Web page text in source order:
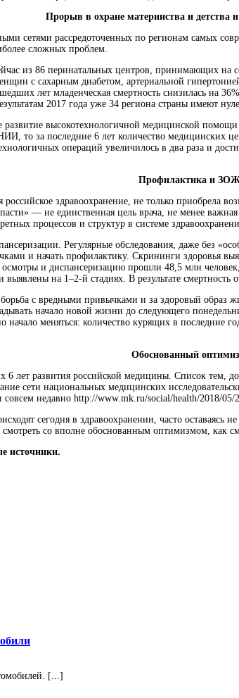
Прорыв в охране материнства и детства
сетями рассредоточенных по регионам самых
сложных проблем.
из 86 перинатальных центров, принимающих
с сахарным диабетом, артериальной
лет младенческая смертность снизилась на
2017 года уже 34 региона страны имеют
развитие высокотехнологичной медицинской
то за последние 6 лет количество медицинских
операций увеличилось в два раза и
Профилактика и
здравоохранение, не только приобрела
— не единственная цель врача, не менее
процессов и структур в системе
Регулярные обследования, даже без
и начать профилактику. Скрининги здоровья
и диспансеризацию прошли 48,5 млн
на 1–2-й стадиях. В результате
с вредными привычками и за здоровый
начало новой жизни до следующего
начало меняться: количество курящих в
Обоснованный
6 лет развития российской медицины. Список
сети национальных медицинских
недавно http://www.mk.ru/social/health/2018/
сегодня в здравоохранении, часто
со вполне обоснованным оптимизмом, как
источники.
[...]